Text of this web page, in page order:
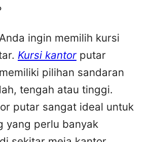
ingin memilih kursi
Kursi kantor putar
pilihan sandaran
tengah atau tinggi.
putar sangat ideal untuk
yang perlu banyak